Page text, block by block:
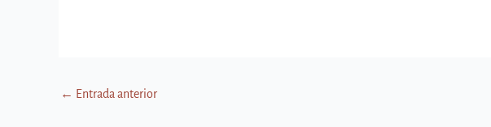
← Entrada anterior